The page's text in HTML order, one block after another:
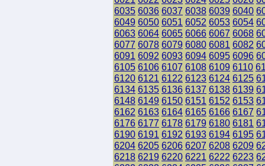
6035 6036 6037 6038 6039 6040
6049 6050 6051 6052 6053 6054
6063 6064 6065 6066 6067 6068
6077 6078 6079 6080 6081 6082
6091 6092 6093 6094 6095 6096
6105 6106 6107 6108 6109 6110
6120 6121 6122 6123 6124 6125
6134 6135 6136 6137 6138 6139
6148 6149 6150 6151 6152 6153
6162 6163 6164 6165 6166 6167
6176 6177 6178 6179 6180 6181
6190 6191 6192 6193 6194 6195
6204 6205 6206 6207 6208 6209
6218 6219 6220 6221 6222 6223